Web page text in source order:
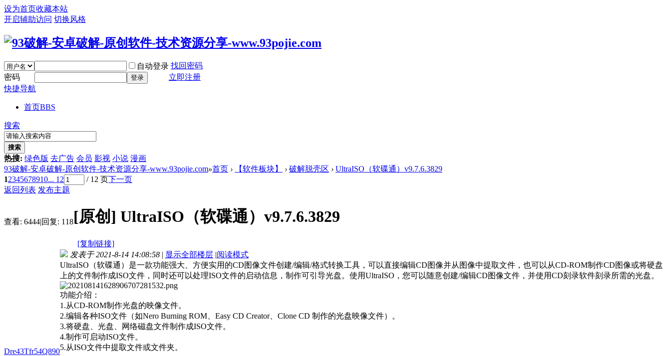
设为首页收藏本站
开启辅助访问 切换风格
自动登录 找回密码
密码
登录
立即注册
快捷导航
首页BBS
搜索
搜索
热搜: 绿色版 去广告 会员 影视 小说 漫画
93破解-安卓破解-原创软件-技术资源分享-www.93pojie.com»首页 › 【软件板块】 › 破解脱壳区 › UltraISO（软碟通）v9.7.6.3829
12345678910... 12 / 12 页下一页
返回列表 发布主题
查看: 6444|回复: 118[原创] UltraISO（软碟通）v9.7.6.3829
[复制链接]
Dre43Tfr54Q890
发表于 2021-8-14 14:08:58 | 显示全部楼层 |阅读模式
UltraISO（软碟通）是一款功能强大、方便实用的CD图像文件创建/编辑/格式转换工具，可以直接编辑CD图像并从图像中提取文件，也可以从CD-ROM制作CD图像或将硬盘
上的文件制作成ISO文件，同时还可以处理ISO文件的启动信息，制作可引导光盘。使用UltraISO，您可以随意创建/编辑CD图像文件，并使用CD刻录软件刻录所需的光盘。
功能介绍：
1.从CD-ROM制作光盘的映像文件。
2.编辑各种ISO文件（如Nero Burning ROM、Easy CD Creator、Clone CD 制作的光盘映像文件）。
3.将硬盘、光盘、网络磁盘文件制作成ISO文件。
4.制作可启动ISO文件。
5.从ISO文件中提取文件或文件夹。